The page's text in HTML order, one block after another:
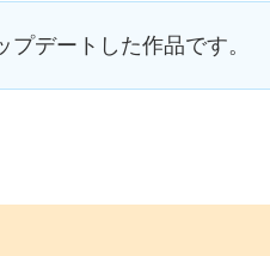
デートした作品です。